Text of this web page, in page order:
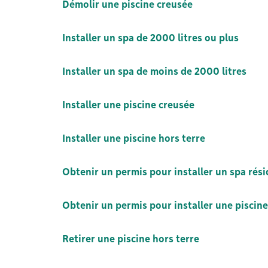
Démolir une piscine creusée
Installer un spa de 2000 litres ou plus
Installer un spa de moins de 2000 litres
Installer une piscine creusée
Installer une piscine hors terre
Obtenir un permis pour installer un spa
Obtenir un permis pour installer une piscine
Retirer une piscine hors terre